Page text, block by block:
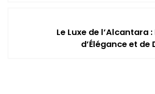
Le Luxe de l’Alcantara
d’Élégance et de